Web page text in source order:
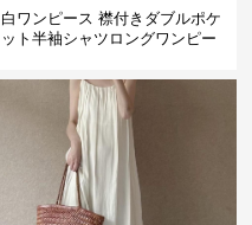
白ワンピース 襟付きダブルポケ
ット半袖シャツロングワンピー